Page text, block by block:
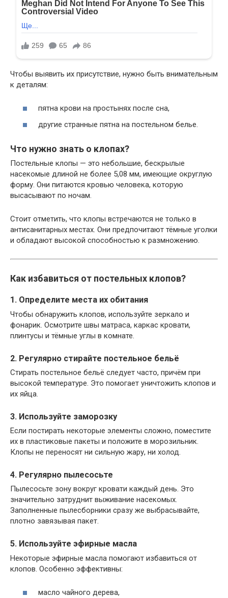
Чтобы выявить их присутствие, нужно быть внимательным
к деталям:
пятна крови на простынях после сна,
другие странные пятна на постельном белье.
Что нужно знать о клопах?
Постельные клопы — это небольшие, бескрылые
насекомые длиной не более 5,08 мм, имеющие округлую
форму. Они питаются кровью человека, которую
высасывают по ночам.
Стоит отметить, что клопы встречаются не только в
антисанитарных местах. Они предпочитают тёмные уголки
и обладают высокой способностью к размножению.
Как избавиться от постельных клопов?
1. Определите места их обитания
Чтобы обнаружить клопов, используйте зеркало и
фонарик. Осмотрите швы матраса, каркас кровати,
плинтусы и тёмные углы в комнате.
2. Регулярно стирайте постельное бельё
Стирать постельное бельё следует часто, причём при
высокой температуре. Это помогает уничтожить клопов и
их яйца.
3. Используйте заморозку
Если постирать некоторые элементы сложно, поместите
их в пластиковые пакеты и положите в морозильник.
Клопы не переносят ни сильную жару, ни холод.
4. Регулярно пылесосьте
Пылесосьте зону вокруг кровати каждый день. Это
значительно затруднит выживание насекомых.
Заполненные пылесборники сразу же выбрасывайте,
плотно завязывая пакет.
5. Используйте эфирные масла
Некоторые эфирные масла помогают избавиться от
клопов. Особенно эффективны:
масло чайного дерева,